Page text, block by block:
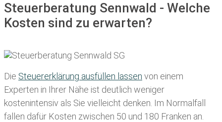
Steuerberatung Sennwald - Welche
Kosten sind zu erwarten?
Die Steuererklärung ausfüllen lassen von einem
Experten in Ihrer Nähe ist deutlich weniger
kostenintensiv als Sie vielleicht denken. Im Normalfall
fallen dafür Kosten zwischen 50 und 180 Franken an.